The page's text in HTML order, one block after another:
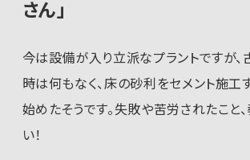
さん」
今は設備が入り立派なプラントですが
時は何もなく、床の砂利をセメント施工
始めたそうです。失敗や苦労されたこと
い！